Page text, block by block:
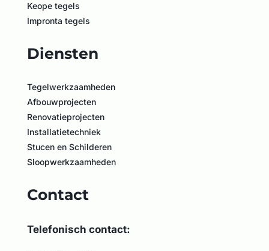
Keope tegels
Impronta tegels
Diensten
Tegelwerkzaamheden
Afbouwprojecten
Renovatieprojecten
Installatietechniek
Stucen en Schilderen
Sloopwerkzaamheden
Contact
Telefonisch contact: